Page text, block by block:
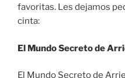
favoritas. Les dejamos
cinta:
El Mundo Secreto de
El Mundo Secreto de